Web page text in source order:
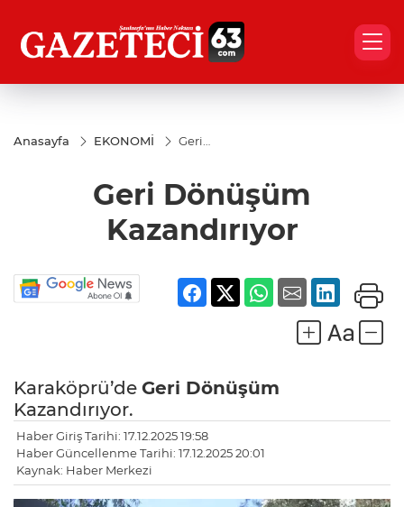
Anasayfa EKONOMİ
Geri
Geri Dönüşüm
Kazandırıyor
Karaköprü’de Geri Dönüşüm
Kazandırıyor.
Haber Giriş Tarihi: 17.12.2025 19:58
Haber Güncellenme Tarihi: 17.12.2025 20:01
Kaynak: Haber Merkezi